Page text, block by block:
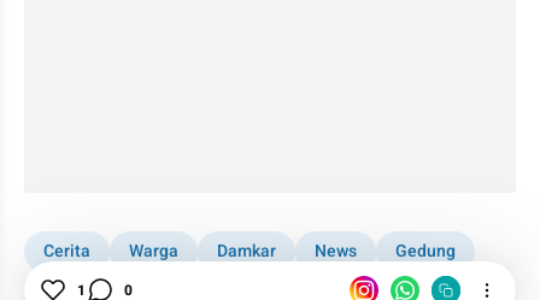
Cerita Warga Damkar News
Gedung
Megapolitan
1 0